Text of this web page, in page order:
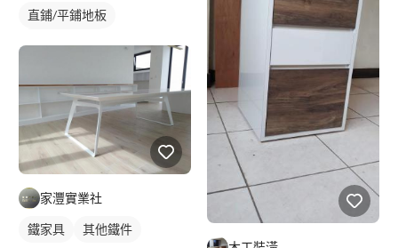
直鋪/平鋪地板
家灃實業社
鐵家具 其他鐵件